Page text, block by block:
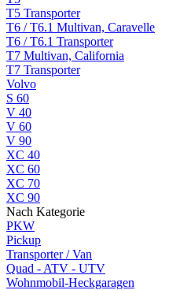
T5 Transporter
T6 / T6.1 Multivan, Caravelle
T6 / T6.1 Transporter
T7 Multivan, California
T7 Transporter
Volvo
S 60
V 40
V 60
V 90
XC 40
XC 60
XC 70
XC 90
Nach Kategorie
PKW
Pickup
Transporter / Van
Quad - ATV - UTV
Wohnmobil-Heckgaragen